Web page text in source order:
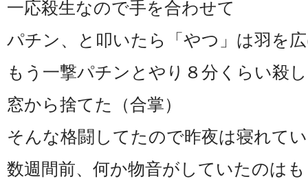
一応殺生なので手を合わせて
パチン、と叩いたら「やつ」は羽を
もう一撃パチンとやり８分くらい殺
窓から捨てた（合掌）
そんな格闘してたので昨夜は寝れて
数週間前、何か物音がしていたのは